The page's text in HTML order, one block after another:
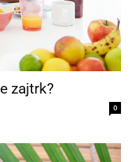
zajtrk?
0